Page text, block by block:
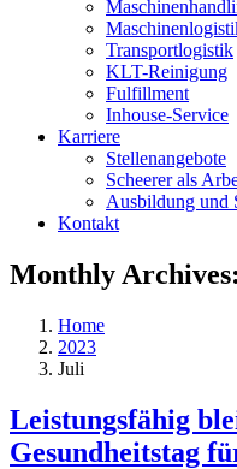
Transportlogistik
KLT-Reinigung
Fulfillment
Inhouse-Service
Karriere
Stellenangebote
Scheerer als
Ausbildung und
Kontakt
Monthly Archives:
Home
2023
Juli
Leistungsfähig
Gesundheitstag